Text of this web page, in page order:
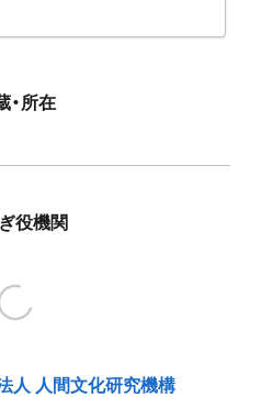
・所在
役機関
人 人間文化研究機構